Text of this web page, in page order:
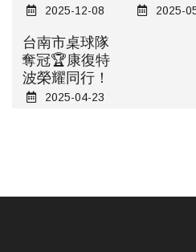
2025-12-08 2025-
台南市桌球隊
奪冠🏆康復特
波榮耀同行！
2025-04-23